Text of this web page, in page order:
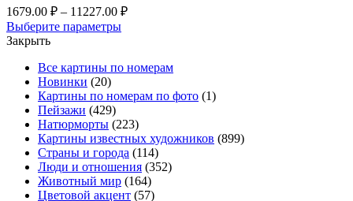
1679.00 ₽ – 11227.00 ₽Диапазон
11227.00 ₽
Выберите параметрыЭтот
несколько
Опции
выбрать
на
странице
товара.
Закрыть
Все картины по номерам
Новинки (20)
Картины по номерам по фото (1)
Пейзажи (429)
Натюрморты (223)
Картины известных художников (899)
Страны и города (114)
Люди и отношения (352)
Животный мир (164)
Цветовой акцент (57)